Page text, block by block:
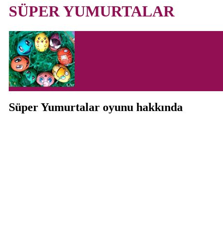
SÜPER YUMURTALAR
Süper Yumurtalar oyunu hakkında